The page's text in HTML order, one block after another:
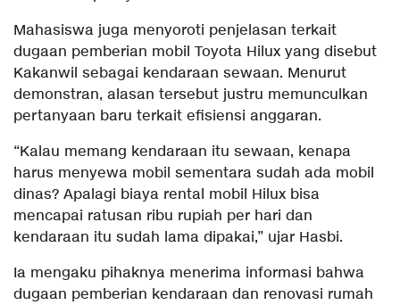
Mahasiswa juga menyoroti penjelasan terkait
dugaan pemberian mobil Toyota Hilux yang disebut
Kakanwil sebagai kendaraan sewaan. Menurut
demonstran, alasan tersebut justru memunculkan
pertanyaan baru terkait efisiensi anggaran.
“Kalau memang kendaraan itu sewaan, kenapa
harus menyewa mobil sementara sudah ada mobil
dinas? Apalagi biaya rental mobil Hilux bisa
mencapai ratusan ribu rupiah per hari dan
kendaraan itu sudah lama dipakai,” ujar Hasbi.
Ia mengaku pihaknya menerima informasi bahwa
dugaan pemberian kendaraan dan renovasi rumah